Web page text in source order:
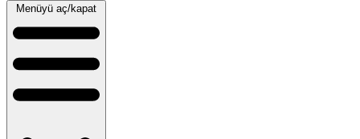
Menüyü aç/kapat